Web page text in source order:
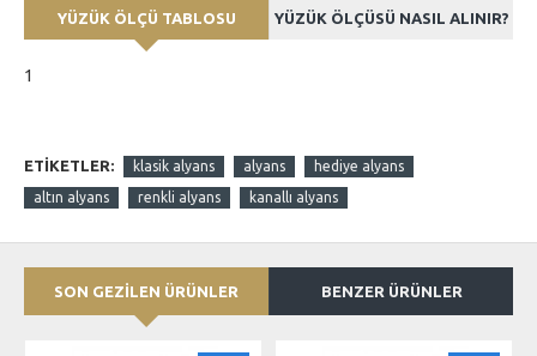
YÜZÜK ÖLÇÜ TABLOSU YÜZÜK ÖLÇÜSÜ NASIL ALINIR?
1
ETIKETLER: klasik alyans alyans hediye alyans
altın alyans renkli alyans kanallı alyans
SON GEZİLEN ÜRÜNLER BENZER ÜRÜNLER